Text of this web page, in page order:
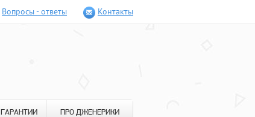
Вопросы - ответы Контакты
ГАРАНТИИ ПРО ДЖЕНЕРИКИ